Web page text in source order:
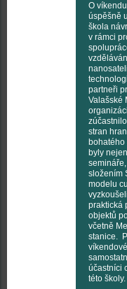
O
úspěšně
škola
v rámci
partneři
Valašské
stran
byly
složením
modelu
praktická
objektů
včetně
stanice.
účastníci
této školy.